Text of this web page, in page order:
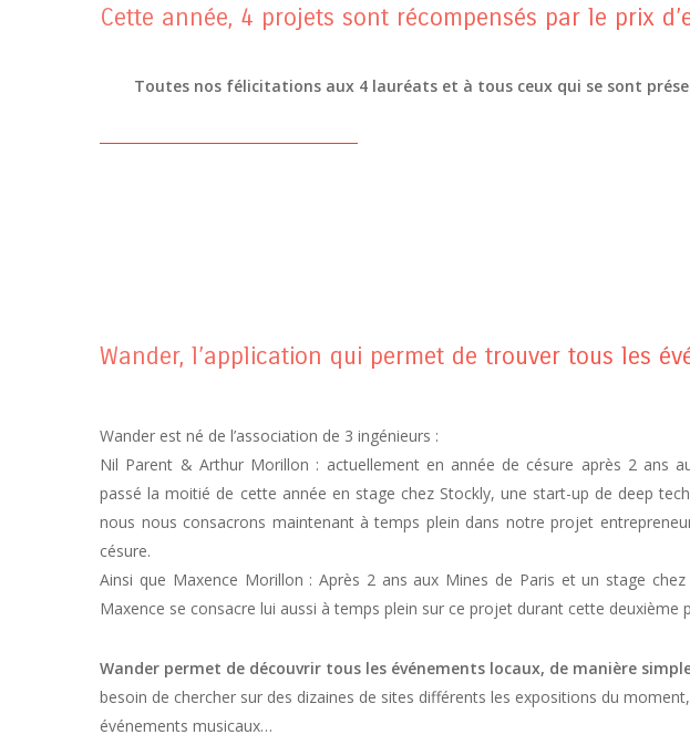
Cette année, 4 projets sont récompensés par le prix
Toutes nos félicitations aux 4 lauréats et à tous ceux qui se sont
Wander, l’application qui permet de trouver tous les
Wander est né de l’association de 3 ingénieurs :
Nil Parent & Arthur Morillon : actuellement en année de césure après 2 ans
passé la moitié de cette année en stage chez Stockly, une start-up de deep
nous nous consacrons maintenant à temps plein dans notre projet
césure.
Ainsi que Maxence Morillon : Après 2 ans aux Mines de Paris et un stage
Maxence se consacre lui aussi à temps plein sur ce projet durant cette deuxième
Wander permet de découvrir tous les événements locaux, de manière
besoin de chercher sur des dizaines de sites différents les expositions du
événements musicaux…